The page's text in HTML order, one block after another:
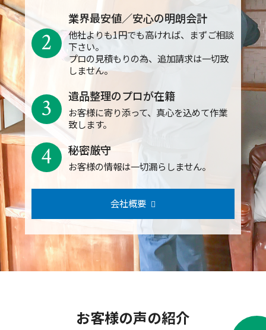
業界最安値／安心の明朗会計
他社よりも1円でも高ければ、まずご相談
下さい。
プロの見積もりの為、追加請求は一切致
しません。
2
遺品整理のプロが在籍
お客様に寄り添って、真心を込めて作業
致します。
3
秘密厳守
お客様の情報は一切漏らしません。
4
会社概要
お客様の声の紹介